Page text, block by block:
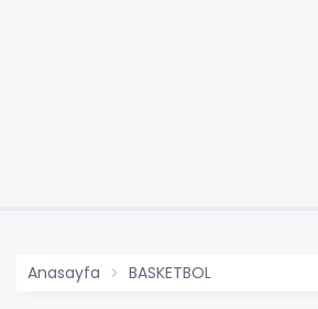
Anasayfa BASKETBOL